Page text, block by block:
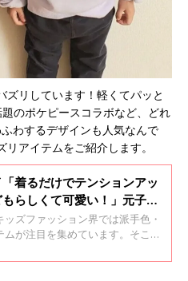
ズリしています！軽くてパッと
のポケピースコラボなど、どれ
わするデザインも人気なんで
リアイテムをご紹介します。
着るだけでテンションアッ
らしくて可愛い！」元子ど
ライターが推す★派手色・派
ム4選
ッズファッション界では派手色・
ムが注目を集めています。そこ
きる、派手色・派手柄の冬アイテ